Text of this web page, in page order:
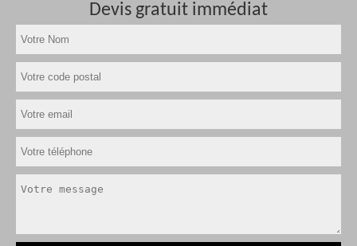
Devis gratuit immédiat